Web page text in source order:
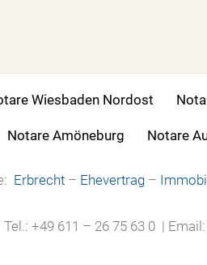
Wiesbaden Nordost
Notare Amöneburg Notare
Erbrecht – Ehevertrag –
Tel.: +49 611 – 26 75 63 0 | Email: